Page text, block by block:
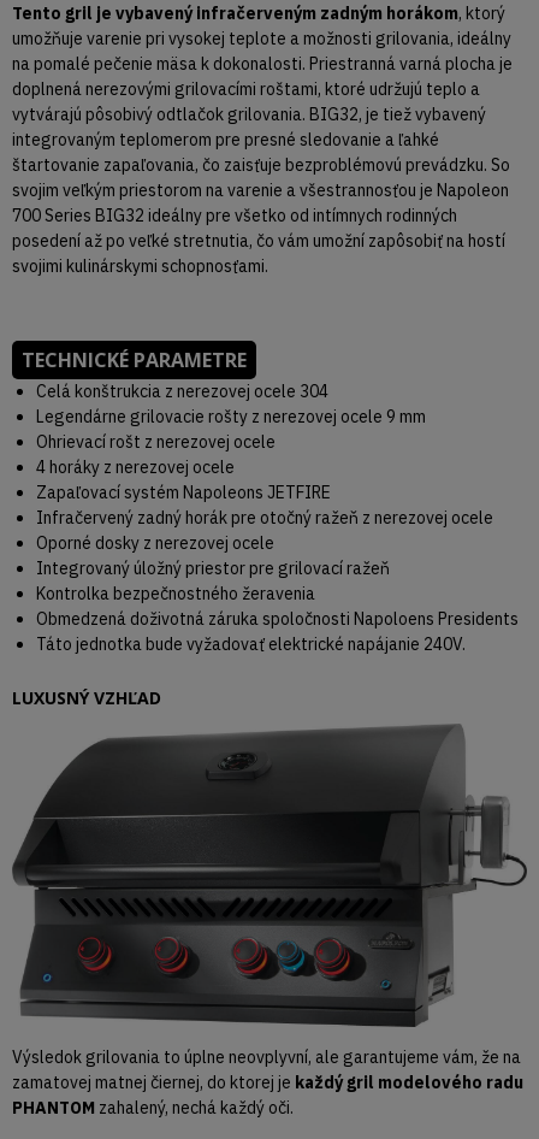
Tento gril je vybavený infračerveným zadným horákom, ktorý
umožňuje varenie pri vysokej teplote a možnosti grilovania, ideálny
na pomalé pečenie mäsa k dokonalosti. Priestranná varná plocha je
doplnená nerezovými grilovacími roštami, ktoré udržujú teplo a
vytvárajú pôsobivý odtlačok grilovania. BIG32, je tiež vybavený
integrovaným teplomerom pre presné sledovanie a ľahké
štartovanie zapaľovania, čo zaisťuje bezproblémovú prevádzku. So
svojim veľkým priestorom na varenie a všestrannosťou je Napoleon
700 Series BIG32 ideálny pre všetko od intímnych rodinných
posedení až po veľké stretnutia, čo vám umožní zapôsobiť na hostí
svojimi kulinárskymi schopnosťami.
TECHNICKÉ PARAMETRE
Celá konštrukcia z nerezovej ocele 304
Legendárne grilovacie rošty z nerezovej ocele 9 mm
Ohrievací rošt z nerezovej ocele
4 horáky z nerezovej ocele
Zapaľovací systém Napoleons JETFIRE
Infračervený zadný horák pre otočný ražeň z nerezovej ocele
Oporné dosky z nerezovej ocele
Integrovaný úložný priestor pre grilovací ražeň
Kontrolka bezpečnostného žeravenia
Obmedzená doživotná záruka spoločnosti Napoloens Presidents
Táto jednotka bude vyžadovať elektrické napájanie 240V.
LUXUSNÝ VZHĽAD
Výsledok grilovania to úplne neovplyvní, ale garantujeme vám, že na
zamatovej matnej čiernej, do ktorej je každý gril modelového radu
PHANTOM zahalený, nechá každý oči.